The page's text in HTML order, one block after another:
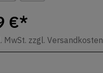
€*
MwSt. zzgl. Versandkosten